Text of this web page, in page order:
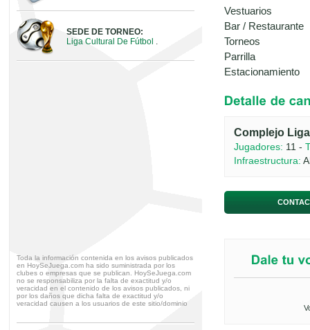
SEDE DE TORNEO:
Liga Cultural De Fútbol .
Toda la información contenida en los avisos publicados
en HoySeJuega.com ha sido suministrada por los
clubes o empresas que se publican. HoySeJuega.com
no se responsabiliza por la falta de exactitud y/o
veracidad en el contenido de los avisos publicados, ni
por los daños que dicha falta de exactitud y/o
veracidad causen a los usuarios de este sitio/dominio
Vestuarios
Bar / Restaurante
Torneos
Parrilla
Estacionamiento
Complejo
Jugadores: 11 -
Infraestructura: